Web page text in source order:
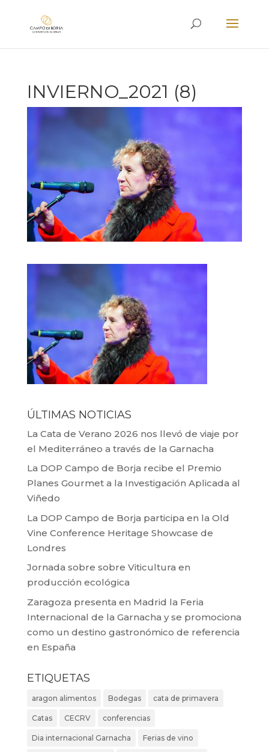
INVIERNO_2021 (8)
ÚLTIMAS NOTICIAS
La Cata de Verano 2026 nos llevó de viaje por
el Mediterráneo a través de la Garnacha
La DOP Campo de Borja recibe el Premio
Planes Gourmet a la Investigación Aplicada al
Viñedo
La DOP Campo de Borja participa en la Old
Vine Conference Heritage Showcase de
Londres
Jornada sobre sobre Viticultura en
producción ecológica
Zaragoza presenta en Madrid la Feria
Internacional de la Garnacha y se promociona
como un destino gastronómico de referencia
en España
ETIQUETAS
aragon alimentos Bodegas cata de primavera
Catas CECRV conferencias
Dia internacional Garnacha Ferias de vino